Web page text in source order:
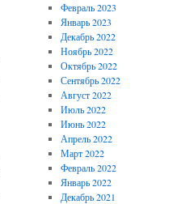
Февраль 2023
Январь 2023
Декабрь 2022
Ноябрь 2022
Октябрь 2022
Сентябрь 2022
Август 2022
Июль 2022
Июнь 2022
Апрель 2022
Март 2022
Февраль 2022
Январь 2022
Декабрь 2021